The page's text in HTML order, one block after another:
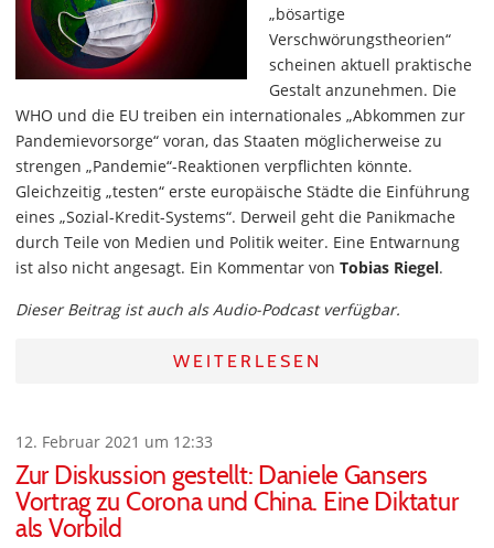
„bösartige
Verschwörungstheorien“
scheinen aktuell praktische
Gestalt anzunehmen. Die
WHO und die EU treiben ein internationales „Abkommen zur
Pandemievorsorge“ voran, das Staaten möglicherweise zu
strengen „Pandemie“-Reaktionen verpflichten könnte.
Gleichzeitig „testen“ erste europäische Städte die Einführung
eines „Sozial-Kredit-Systems“. Derweil geht die Panikmache
durch Teile von Medien und Politik weiter. Eine Entwarnung
ist also nicht angesagt. Ein Kommentar von Tobias Riegel.
Dieser Beitrag ist auch als Audio-Podcast verfügbar.
WEITERLESEN
12. Februar 2021 um 12:33
Zur Diskussion gestellt: Daniele Gansers
Vortrag zu Corona und China. Eine Diktatur
als Vorbild